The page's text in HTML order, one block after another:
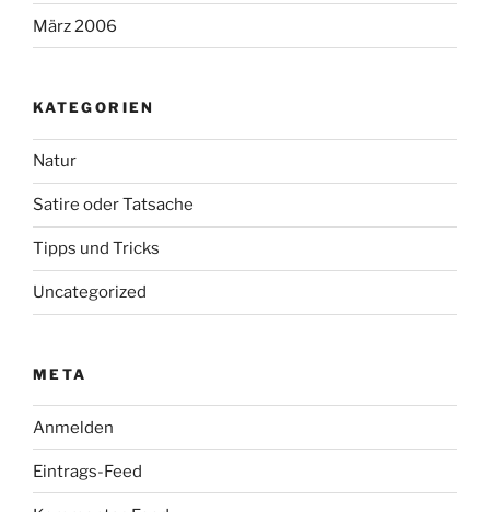
März 2006
KATEGORIEN
Natur
Satire oder Tatsache
Tipps und Tricks
Uncategorized
META
Anmelden
Eintrags-Feed